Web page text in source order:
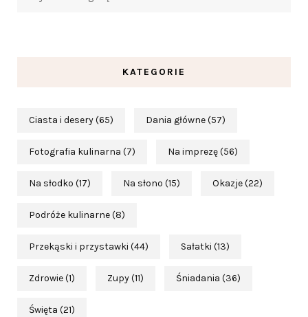
KATEGORIE
Ciasta i desery(65) Dania główne(57)
Fotografia kulinarna (7) Na imprezę(56)
Na słodko (17) Na słono (15) Okazje(22)
Podróże kulinarne(8)
Przekąski i przystawki (44) Sałatki (13)
Zdrowie(1) Zupy(11) Śniadania (36)
Święta (21)